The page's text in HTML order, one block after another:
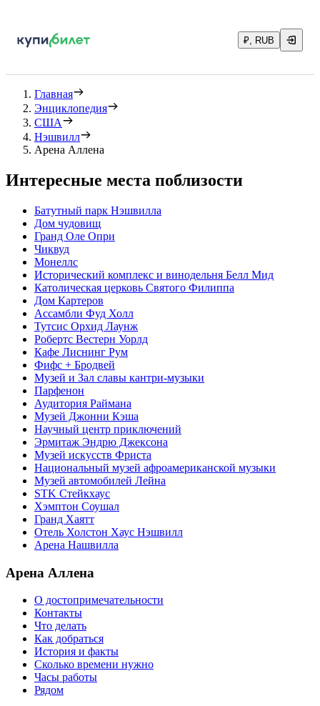
₽, RUB
Главная
Энциклопедия
США
Нэшвилл
Арена Аллена
Интересные места поблизости
Батутный парк Нэшвилла
Дом чудовищ
Гранд Оле Опри
Чиквуд
Монеллс
Исторический комплекс и винодельня Белл Мид
Католическая церковь Святого Филиппа
Дом Картеров
Ассамбли Фуд Холл
Тутсис Орхид Лаунж
Робертс Вестерн Уорлд
Кафе Лиснинг Рум
Фифс + Бродвей
Музей и Зал славы кантри-музыки
Парфенон
Аудитория Раймана
Музей Джонни Кэша
Научный центр приключений
Эрмитаж Эндрю Джексона
Музей искусств Фриста
Национальный музей афроамериканской музыки
Музей автомобилей Лейна
STK Стейкхаус
Хэмптон Соушал
Гранд Хаятт
Отель Холстон Хаус Нэшвилл
Арена Нашвилла
Арена Аллена
О достопримечательности
Контакты
Что делать
Как добраться
История и факты
Сколько времени нужно
Часы работы
Рядом